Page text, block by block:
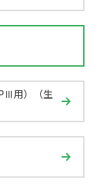
用）（生